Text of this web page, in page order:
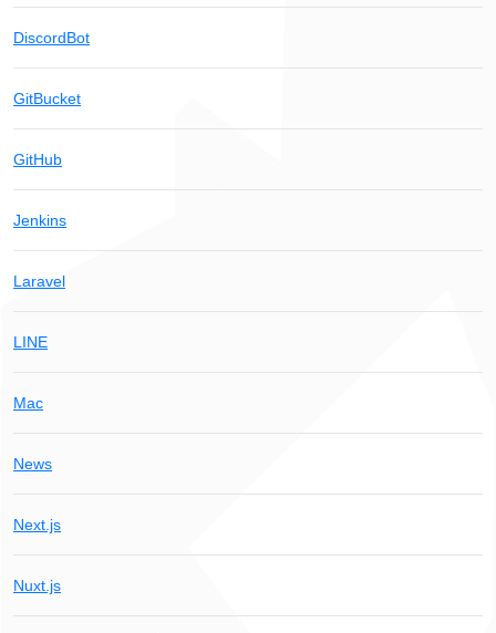
DiscordBot
GitBucket
GitHub
Jenkins
Laravel
LINE
Mac
News
Next.js
Nuxt.js